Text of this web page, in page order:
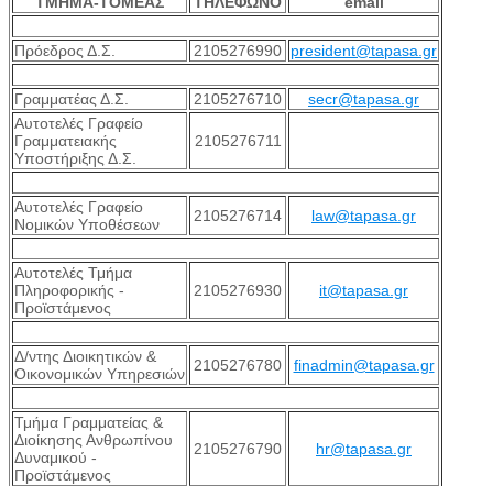
Πρόεδρος Δ.Σ. 2105276990 president@tapasa.gr
Γραμματέας Δ.Σ. 2105276710
secr@tapasa.gr
Αυτοτελές Γραφείο
Γραμματειακής
Υποστήριξης Δ.Σ.
2105276711
Αυτοτελές Γραφείο
Νομικών Υποθέσεων
2105276714 law@tapasa.gr
Αυτοτελές Τμήμα
Πληροφορικής -
Προϊστάμενος
2105276930 it@tapasa.gr
Δ/ντης Διοικητικών &
Οικονομικών Υπηρεσιών 2105276780 finadmin@tapasa.gr
Τμήμα Γραμματείας &
Διοίκησης Ανθρωπίνου
Δυναμικού -
Προϊστάμενος
2105276790 hr@tapasa.gr